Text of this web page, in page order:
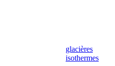
glacières
isothermes